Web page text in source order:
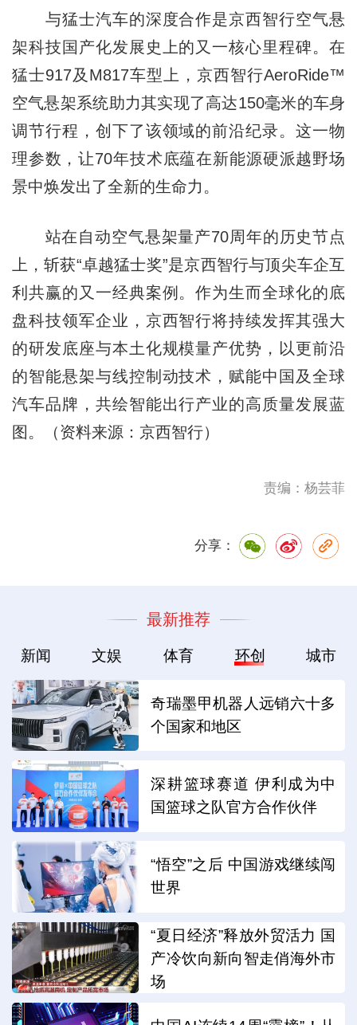
与猛士汽车的深度合作是京西智行空气悬
架科技国产化发展史上的又一核心里程碑。在
猛士917及M817车型上，京西智行AeroRide™
空气悬架系统助力其实现了高达150毫米的车身
调节行程，创下了该领域的前沿纪录。这一物
理参数，让70年技术底蕴在新能源硬派越野场
景中焕发出了全新的生命力。
站在自动空气悬架量产70周年的历史节点
上，斩获“卓越猛士奖”是京西智行与顶尖车企互
利共赢的又一经典案例。作为生而全球化的底
盘科技领军企业，京西智行将持续发挥其强大
的研发底座与本土化规模量产优势，以更前沿
的智能悬架与线控制动技术，赋能中国及全球
汽车品牌，共绘智能出行产业的高质量发展蓝
图。（资料来源：京西智行）
责编：杨芸菲
分享：
最新推荐
新闻 文娱 体育 环创 城市
奇瑞墨甲机器人远销六十多
个国家和地区
深耕篮球赛道 伊利成为中
国篮球之队官方合作伙伴
“悟空”之后 中国游戏继续闯
世界
“夏日经济”释放外贸活力 国
产冷饮向新向智走俏海外市
场